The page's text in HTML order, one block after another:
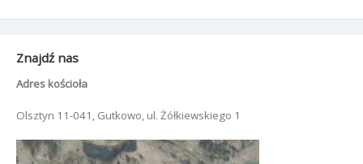
Znajdź nas
Adres kościoła
Olsztyn 11-041, Gutkowo, ul. Żółkiewskiego 1